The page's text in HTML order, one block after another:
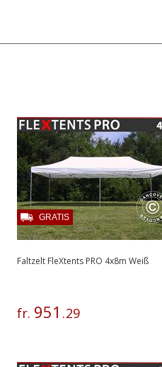
Faltzelt FleXtents PRO 4x8m Weiß
fr. 951 .29
GRATIS